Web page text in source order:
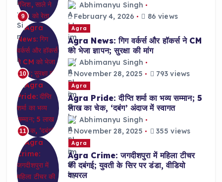
9
Abhimanyu Singh
February 4, 2026
86 views
10
Agra
Agra News: गिग वर्कर्स और हॉकर्स ने CM
को भेजा ज्ञापन; सुरक्षा की मांग
Abhimanyu Singh
November 28, 2025
793 views
11
Agra
Agra Pride: दीप्ति शर्मा का भव्य सम्मान; 5
लाख का चेक, ‘दबंग’ अंदाज में स्वागत
Abhimanyu Singh
November 28, 2025
355 views
Agra
Agra Crime: जगदीशपुरा में महिला टीचर
की दबंगई; युवती के सिर पर डंडा, वीडियो
वायरल